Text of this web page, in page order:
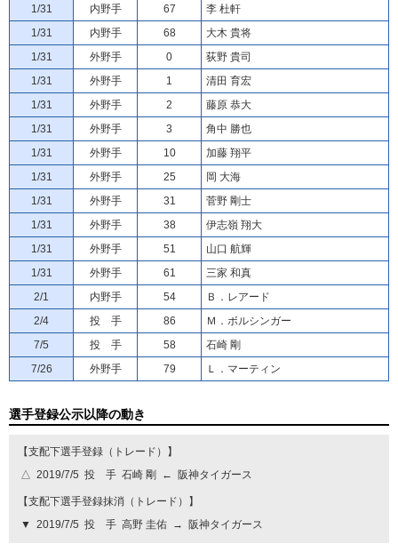
1/31
内野手 67
李 杜軒
1/31
内野手 68
大木 貴将
1/31
外野手 0
荻野 貴司
1/31
外野手 1
清田 育宏
1/31
外野手 2
藤原 恭大
1/31
外野手 3
角中 勝也
1/31
外野手 10
加藤 翔平
1/31
外野手 25
岡 大海
1/31
外野手 31
菅野 剛士
1/31
外野手 38
伊志嶺 翔大
1/31
外野手 51
山口 航輝
1/31
外野手 61
三家 和真
2/1
内野手 54
Ｂ．レアード
2/4
投 手 86
Ｍ．ボルシンガー
7/5
投 手 58
石崎 剛
7/26
外野手 79 Ｌ．マーティン
選手登録公示以降の動き
【支配下選手登録（トレード）】
△ 2019/7/5 投 手 石崎 剛 ← 阪神タイガース
【支配下選手登録抹消（トレード）】
▼ 2019/7/5 投 手 高野 圭佑 → 阪神タイガース